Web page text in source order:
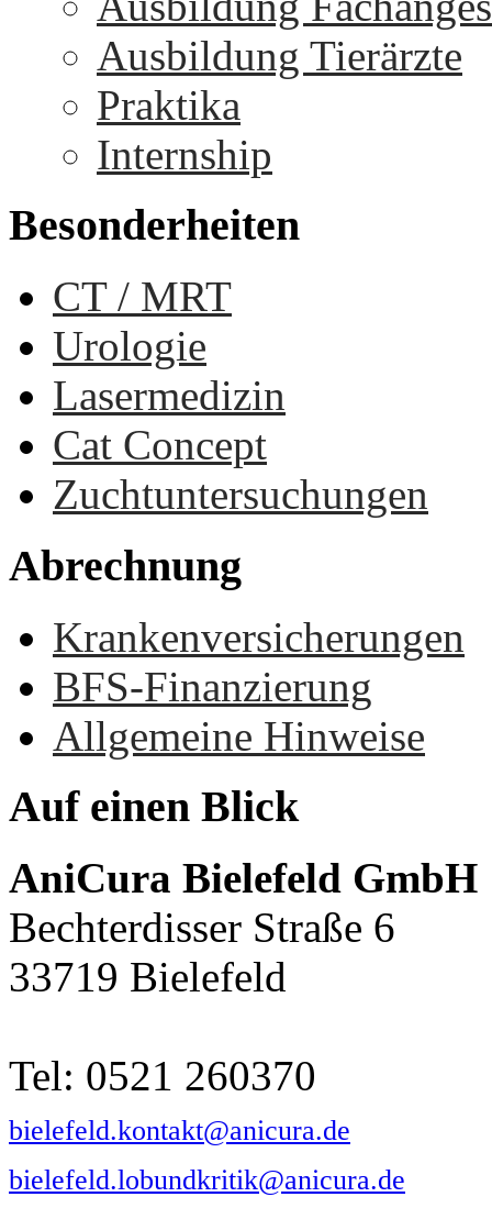
Ausbildung Tierärzte
Praktika
Internship
Besonderheiten
CT / MRT
Urologie
Lasermedizin
Cat Concept
Zuchtuntersuchungen
Abrechnung
Krankenversicherungen
BFS-Finanzierung
Allgemeine Hinweise
Auf einen Blick
AniCura Bielefeld GmbH
Bechterdisser Straße 6
33719 Bielefeld
Tel: 0521 260370
bielefeld.kontakt@anicura.de
bielefeld.lobundkritik@anicura.de